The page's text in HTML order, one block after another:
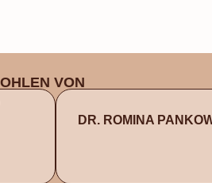
VON
DR. ROMINA